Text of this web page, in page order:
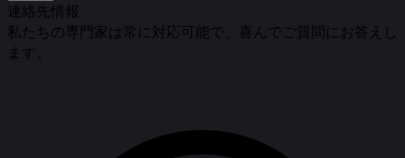
連絡先情報
私たちの専門家は常に対応可能で、喜んでご質問にお答えし
ます。